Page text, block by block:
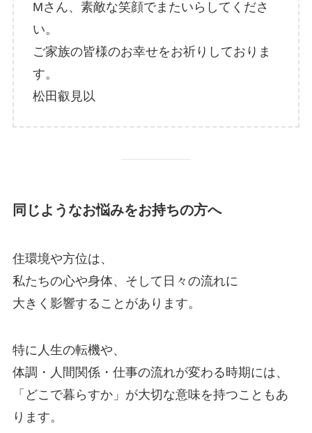
Mさん、素敵な笑顔でまたいらしてくださ
い。
ご家族の皆様のお幸せをお祈りしておりま
す。
松田叡見以
同じようなお悩みをお持ちの方へ
住環境や方位は、
私たちの心や身体、そして日々の流れに
大きく影響することがあります。
特に人生の転機や、
体調・人間関係・仕事の流れが変わる時期には、
「どこで暮らすか」が大切な意味を持つこともあ
ります。